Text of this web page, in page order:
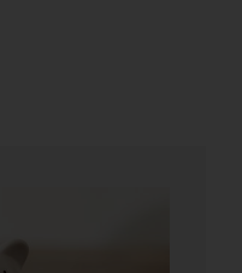
top (evo)